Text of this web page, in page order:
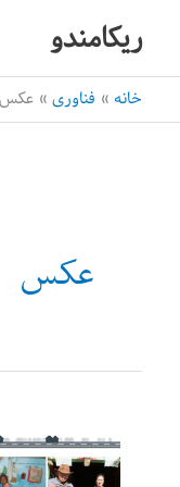
محتوا
ریکامندو
خانه فناوری عکس
عکس